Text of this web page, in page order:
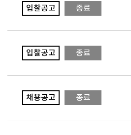
입찰공고 종료
입찰공고 종료
채용공고 종료